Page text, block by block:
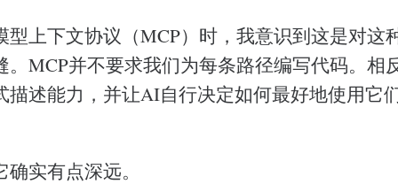
型上下文协议（MCP）时，我意识到这是对这
。MCP并不要求我们为每条路径编写代码。相
描述能力，并让AI自行决定如何最好地使用它
实有点深远。